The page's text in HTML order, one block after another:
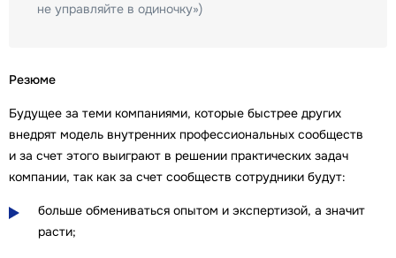
не управляйте в одиночку»)
Резюме
Будущее за теми компаниями, которые быстрее других
внедрят модель внутренних профессиональных сообществ
и за счет этого выиграют в решении практических задач
компании, так как за счет сообществ сотрудники будут:
больше обмениваться опытом и экспертизой, а значит
расти;